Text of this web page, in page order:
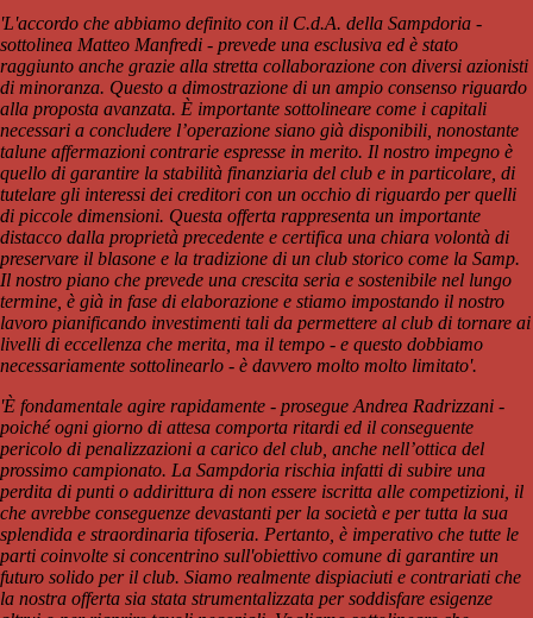
'L'accordo che abbiamo definito con il C.d.A. della Sampdoria -
sottolinea Matteo Manfredi - prevede una esclusiva ed è stato
raggiunto anche grazie alla stretta collaborazione con diversi azionisti
di minoranza. Questo a dimostrazione di un ampio consenso riguardo
alla proposta avanzata. È importante sottolineare come i capitali
necessari a concludere l’operazione siano già disponibili, nonostante
talune affermazioni contrarie espresse in merito. Il nostro impegno è
quello di garantire la stabilità finanziaria del club e in particolare, di
tutelare gli interessi dei creditori con un occhio di riguardo per quelli
di piccole dimensioni. Questa offerta rappresenta un importante
distacco dalla proprietà precedente e certifica una chiara volontà di
preservare il blasone e la tradizione di un club storico come la Samp.
Il nostro piano che prevede una crescita seria e sostenibile nel lungo
termine, è già in fase di elaborazione e stiamo impostando il nostro
lavoro pianificando investimenti tali da permettere al club di tornare ai
livelli di eccellenza che merita, ma il tempo - e questo dobbiamo
necessariamente sottolinearlo - è davvero molto molto limitato'.
'È fondamentale agire rapidamente - prosegue Andrea Radrizzani -
poiché ogni giorno di attesa comporta ritardi ed il conseguente
pericolo di penalizzazioni a carico del club, anche nell’ottica del
prossimo campionato. La Sampdoria rischia infatti di subire una
perdita di punti o addirittura di non essere iscritta alle competizioni, il
che avrebbe conseguenze devastanti per la società e per tutta la sua
splendida e straordinaria tifoseria. Pertanto, è imperativo che tutte le
parti coinvolte si concentrino sull'obiettivo comune di garantire un
futuro solido per il club. Siamo realmente dispiaciuti e contrariati che
la nostra offerta sia stata strumentalizzata per soddisfare esigenze